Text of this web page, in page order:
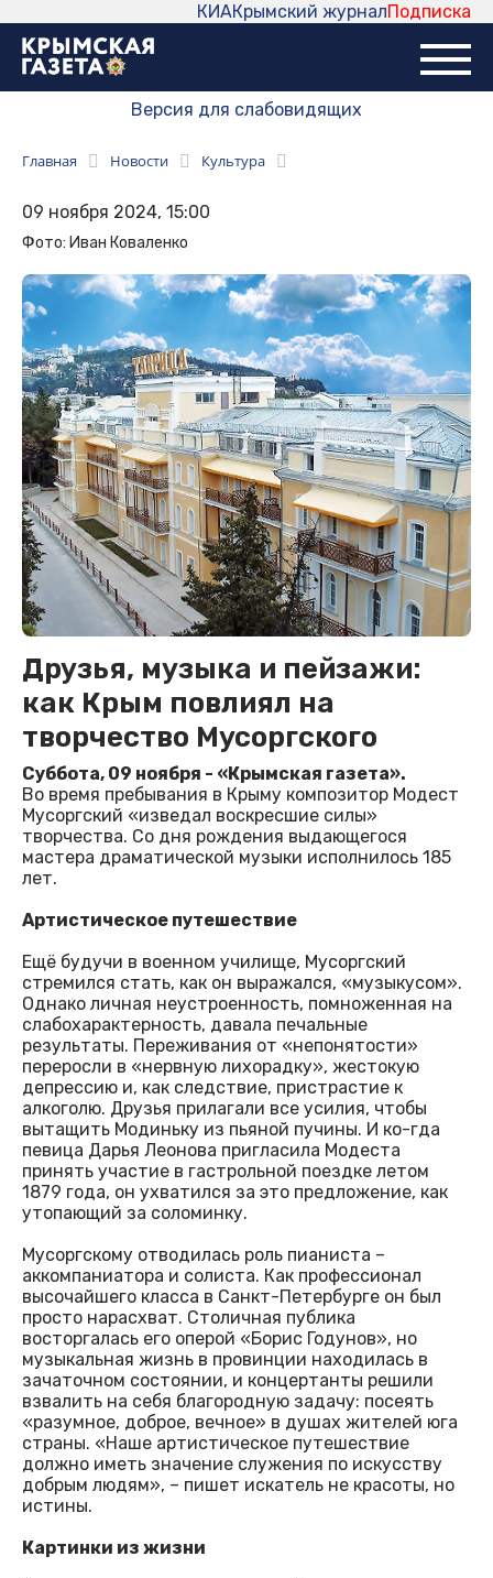
Подписка
Крымский журнал
КИА
Версия для слабовидящих
Главная Новости Культура
09 ноября 2024, 15:00
Фото: Иван Коваленко
Друзья, музыка и пейзажи:
как Крым повлиял на
творчество Мусоргского
Суббота, 09 ноября - «Крымская газета».
Во время пребывания в Крыму композитор Модест
Мусоргский «изведал воскресшие силы»
творчества. Со дня рождения выдающегося
мастера драматической музыки исполнилось 185
лет.
Артистическое путешествие
Ещё будучи в военном училище, Мусоргский
стремился стать, как он выражался, «музыкусом».
Однако личная неустроенность, помноженная на
слабохарактерность, давала печальные
результаты. Переживания от «непонятости»
переросли в «нервную лихорадку», жестокую
депрессию и, как следствие, пристрастие к
алкоголю. Друзья прилагали все усилия, чтобы
вытащить Модиньку из пьяной пучины. И ко-гда
певица Дарья Леонова пригласила Модеста
принять участие в гастрольной поездке летом
1879 года, он ухватился за это предложение, как
утопающий за соломинку.
Мусоргскому отводилась роль пианиста –
аккомпаниатора и солиста. Как профессионал
высочайшего класса в Санкт-Петербурге он был
просто нарасхват. Столичная публика
восторгалась его оперой «Борис Годунов», но
музыкальная жизнь в провинции находилась в
зачаточном состоянии, и концертанты решили
взвалить на себя благородную задачу: посеять
«разумное, доброе, вечное» в душах жителей юга
страны. «Наше артистическое путешествие
должно иметь значение служения по искусству
добрым людям», – пишет искатель не красоты, но
истины.
Картинки из жизни